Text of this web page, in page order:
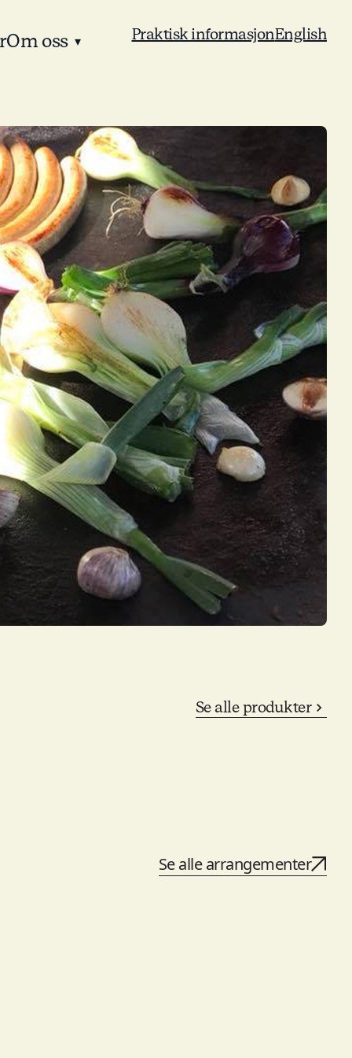
Om oss ▾ Praktisk informasjonEnglish
Se alle produkter
Se alle arrangementer